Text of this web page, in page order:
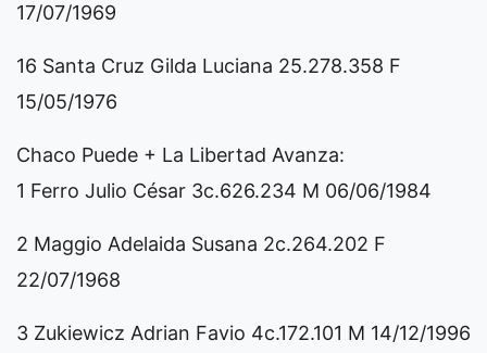
17/07/1969
16 Santa Cruz Gilda Luciana 25.278.358 F
15/05/1976
Chaco Puede + La Libertad Avanza:
1 Ferro Julio César 3c.626.234 M 06/06/1984
2 Maggio Adelaida Susana 2c.264.202 F
22/07/1968
3 Zukiewicz Adrian Favio 4c.172.101 M 14/12/1996